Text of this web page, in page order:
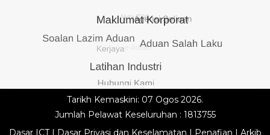
Tarikh Kemaskini: 07 Ogos 2026.
Jumlah Pelawat Keseluruhan : 1813755
Dasar ICT| Dasar Privasi dan Keselamatan | Penafian | Arkib